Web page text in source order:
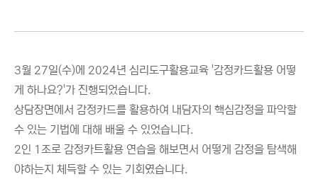
3월 27일(수)에 2024년 심리도구활용교육 '감정카드활용 어떻
게 하나요?'가 진행되었습니다.
상담장면에서 감정카드를 활용하여 내담자의 핵심감정을 파악할
수 있는 기법에 대해 배울 수 있었습니다.
2인 1조로 감정카트활용 연습을 해보면서 어떻게 감정을 탐색해
야하는지 체득할 수 있는 기회였습니다.